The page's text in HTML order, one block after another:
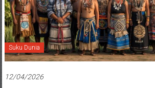
Suku Dunia
12/04/2026